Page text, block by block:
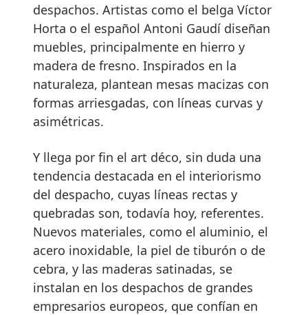
despachos. Artistas como el belga Víctor
Horta o el español Antoni Gaudí diseñan
muebles, principalmente en hierro y
madera de fresno. Inspirados en la
naturaleza, plantean mesas macizas con
formas arriesgadas, con líneas curvas y
asimétricas.
Y llega por fin el art déco, sin duda una
tendencia destacada en el interiorismo
del despacho, cuyas líneas rectas y
quebradas son, todavía hoy, referentes.
Nuevos materiales, como el aluminio, el
acero inoxidable, la piel de tiburón o de
cebra, y las maderas satinadas, se
instalan en los despachos de grandes
empresarios europeos, que confían en